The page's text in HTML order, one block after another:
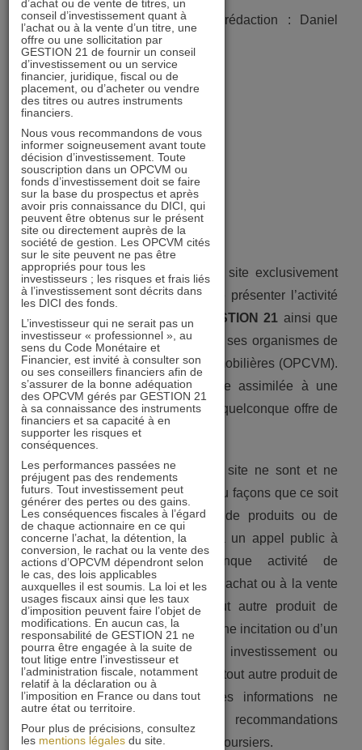
Directeur de publication et de rédaction : Daniel
TONDU, Directeur Général
Hébergement : OVH
LEI : 969500O7GKEQ8HCOHU65
Contact : gestion21@gestion21.fr
OBJECTIF DU SITE
Le sitewww.gestion21.fr
est un site exclusivement
d’information dont l’objectif est de présenter l’activité
de gestion de portefeuille de
GESTION 21 ainsi que
les principales caractéristiques de ses organismes de
placements collectifs en valeurs mobilières (OPCVM).
Cette présentation ne saurait être assimilée à une
activité de démarchage ou à une quelconque offre de
valeurs mobilières.
Les informations publiées sur ce site ne sont et ne
sauraient de quelques manières ou façons que ce soit
être constitutives, ni d’une offre de produits ou de
services pouvant être assimilée à un appel public à
l’épargne ou à une quelconque activité de
démarchage ou de sollicitation à l’achat ou à la vente
de valeurs mobilières ou de tout autre produit de
gestion ou d’investissement, ni d’une incitation ou d’un
conseil en vue d’un quelconque investissement ou
arbitrage de valeurs mobilières ou tout autre produit de
gestion ou d’investissement. Ces informations ne
constituent pas des recommandations
d’investissement ou des conseils boursiers.
d’achat ou de vente de titres, un
conseil d’investissement quant à
l’achat ou à la vente d’un titre, une
offre ou une sollicitation par
GESTION 21 de fournir un conseil
d’investissement ou un service
financier, juridique, fiscal ou de
placement, ou d’acheter ou vendre
des titres ou autres instruments
financiers.
Nous vous recommandons de vous
informer soigneusement avant toute
décision d’investissement. Toute
souscription dans un OPCVM ou
fonds d’investissement doit se faire
sur la base du prospectus et après
avoir pris connaissance du DICI, qui
peuvent être obtenus sur le présent
site ou directement auprès de la
société de gestion. Les OPCVM cités
sur le site peuvent ne pas être
appropriés pour tous les
investisseurs ; les risques et frais liés
à l’investissement sont décrits dans
les DICI des fonds.
L’investisseur qui ne serait pas un
investisseur « professionnel », au
sens du Code Monétaire et
Financier, est invité à consulter son
ou ses conseillers financiers afin de
s’assurer de la bonne adéquation
des OPCVM gérés par GESTION 21
à sa connaissance des instruments
financiers et sa capacité à en
supporter les risques et
conséquences.
Les performances passées ne
préjugent pas des rendements
futurs. Tout investissement peut
générer des pertes ou des gains.
Les conséquences fiscales à l’égard
de chaque actionnaire en ce qui
concerne l’achat, la détention, la
conversion, le rachat ou la vente des
actions d’OPCVM dépendront selon
le cas, des lois applicables
auxquelles il est soumis. La loi et les
usages fiscaux ainsi que les taux
d’imposition peuvent faire l’objet de
modifications. En aucun cas, la
responsabilité de GESTION 21 ne
pourra être engagée à la suite de
tout litige entre l’investisseur et
l’administration fiscale, notamment
relatif à la déclaration ou à
l’imposition en France ou dans tout
autre état ou territoire.
Pour plus de précisions, consultez
les mentions légales du site.